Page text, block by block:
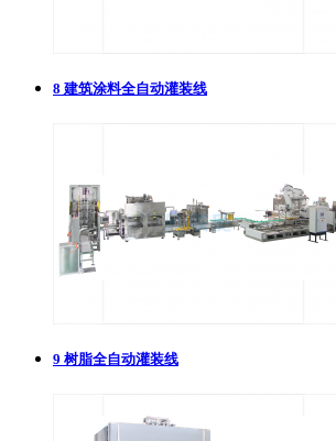
8 建筑涂料全自动灌装线
9 树脂全自动灌装线